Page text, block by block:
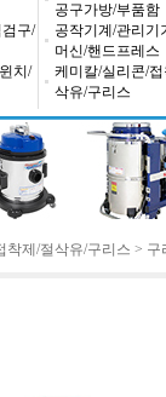
구/
치/
공구가방/부품함
공작기계/관리기
머신/핸드프레스
케미칼/실리콘/접
삭유/구리스
착제/절삭유/구리스 > 구